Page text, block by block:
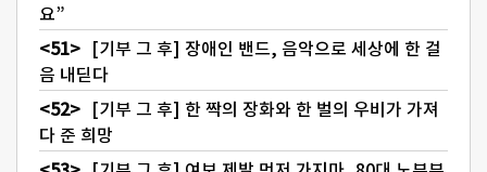
요”
[기부 그 후] 장애인 밴드, 음악으로 세상에 한 걸
음 내딛다
[기부 그 후] 한 짝의 장화와 한 벌의 우비가 가져
다 준 희망